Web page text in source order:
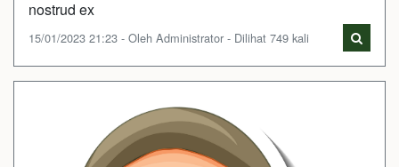
nostrud ex
15/01/2023 21:23 - Oleh Administrator - Dilihat 749 kali